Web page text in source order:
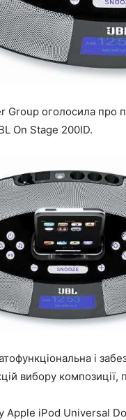
Group оголосила про
On Stage 200ID.
і
вибору
Apple iPod Universal